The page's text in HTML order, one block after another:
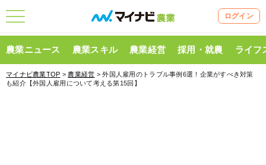
ログイン
農業ニュース 農業スキル 農業経営 採用・就農 ライフ
マイナビ農業TOP > 農業経営 > 外国人雇用のトラブル事例6選！企業がすべき対策
も紹介【外国人雇用について考える第15回】